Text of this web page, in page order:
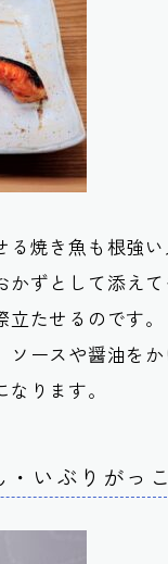
る焼き魚も根強
かずとして添え
たせるのです
ソースや醤油を
ります。
いぶりがっこ